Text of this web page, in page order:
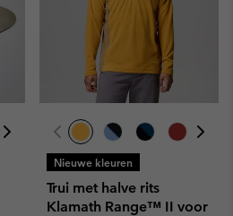
Nieuwe kleuren
Trui met halve rits
Klamath Range™ II voor